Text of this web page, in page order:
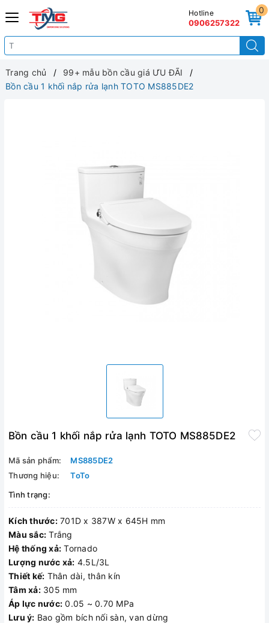
0
Hotline
0906257322
Trang chủ
99+ mẫu bồn cầu giá ƯU ĐÃI
Bồn cầu 1 khối nắp rửa lạnh TOTO MS885DE2
Bồn cầu 1 khối nắp rửa lạnh TOTO MS885DE2
Mã sản phẩm:
MS885DE2
Thương hiệu:
ToTo
Tình trạng:
Kích thước:701D x 387W x 645H mm
Màu sắc: Trắng
Hệ thống xả: Tornado
Lượng nước xả: 4.5L/3L
Thiết kế: Thân dài, thân kín
Tâm xả:305 mm
Áp lực nước: 0.05 ~ 0.70 MPa
Lưu ý: Bao gồm bích nối sàn, van dừng